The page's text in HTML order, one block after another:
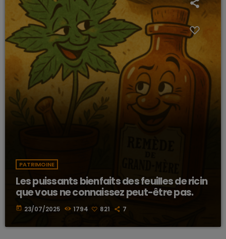
PATRIMOINE
Les puissants bienfaits des feuilles de ricin
que vous ne connaissez peut-être pas.
today 23/07/2025 1794 821 7